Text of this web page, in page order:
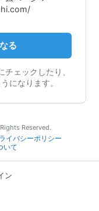
る
ェックしたり、
になります。
Reserved.
イバシーポリシー
いて
ン